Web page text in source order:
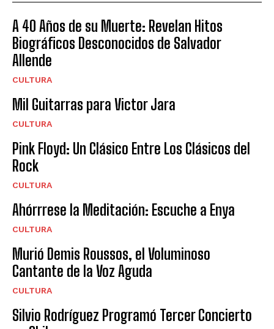
A 40 Años de su Muerte: Revelan Hitos
Biográficos Desconocidos de Salvador
Allende
CULTURA
Mil Guitarras para Victor Jara
CULTURA
Pink Floyd: Un Clásico Entre Los Clásicos del
Rock
CULTURA
Ahórrrese la Meditación: Escuche a Enya
CULTURA
Murió Demis Roussos, el Voluminoso
Cantante de la Voz Aguda
CULTURA
Silvio Rodríguez Programó Tercer Concierto